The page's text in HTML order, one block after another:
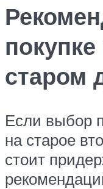
старом
Если выбор
на старое
стоит